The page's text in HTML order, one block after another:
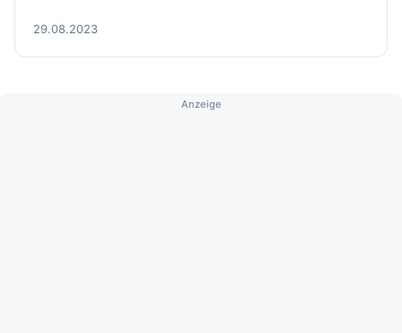
29.08.2023